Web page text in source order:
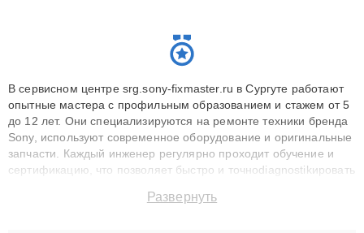
В сервисном центре srg.sony-fixmaster.ru в Сургуте работают
опытные мастера с профильным образованием и стажем от 5
до 12 лет. Они специализируются на ремонте техники бренда
Sony, используют современное оборудование и оригинальные
запчасти. Каждый инженер регулярно проходит обучение и
сертификацию, что позволяет быстро и точноdiagnostikировать
до 3 лет. Наши мастера решают сложные случаи: от замены
Развернуть